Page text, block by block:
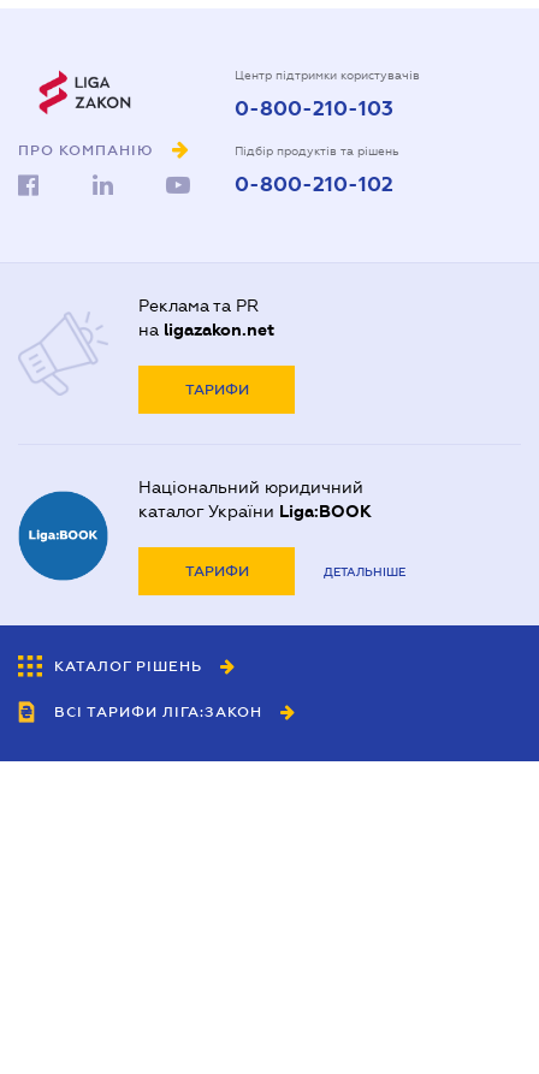
ПРО КОМПАНІЮ
Центр підтримки користувачів
0-800-210-103
Підбір продуктів та рішень
0-800-210-102
Реклама та PR
на ligazakon.net
ТАРИФИ
Національний юридичний
каталог України Liga:BOOK
ТАРИФИ ДЕТАЛЬНІШЕ
КАТАЛОГ РІШЕНЬ
ВСІ ТАРИФИ ЛІГА:ЗАКОН